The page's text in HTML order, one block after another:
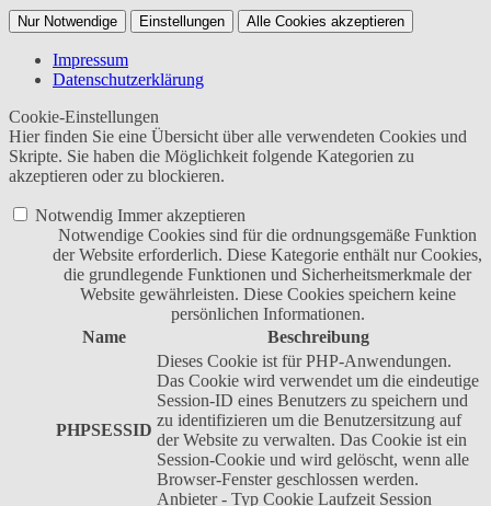
Nur Notwendige Einstellungen Alle Cookies akzeptieren
Impressum
Datenschutzerklärung
Cookie-Einstellungen
Hier finden Sie eine Übersicht über alle verwendeten Cookies und
Skripte. Sie haben die Möglichkeit folgende Kategorien zu
akzeptieren oder zu blockieren.
Notwendig Immer akzeptieren
Notwendige Cookies sind für die ordnungsgemäße Funktion
der Website erforderlich. Diese Kategorie enthält nur Cookies,
die grundlegende Funktionen und Sicherheitsmerkmale der
Website gewährleisten. Diese Cookies speichern keine
persönlichen Informationen.
Name
Beschreibung
PHPSESSID
Dieses Cookie ist für PHP-Anwendungen.
Das Cookie wird verwendet um die eindeutige
Session-ID eines Benutzers zu speichern und
zu identifizieren um die Benutzersitzung auf
der Website zu verwalten. Das Cookie ist ein
Session-Cookie und wird gelöscht, wenn alle
Browser-Fenster geschlossen werden.
Anbieter - Typ Cookie Laufzeit Session